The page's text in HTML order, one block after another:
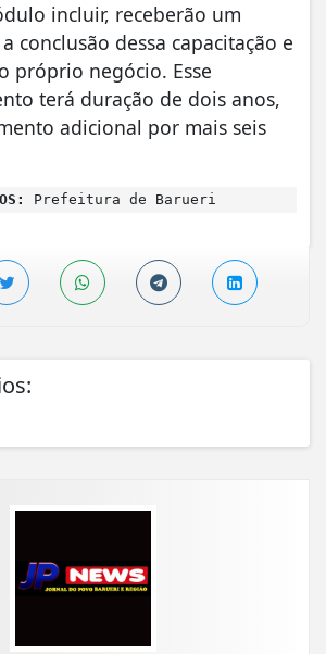
incluir, receberão um
conclusão dessa capacitação e
próprio negócio. Esse
terá duração de dois anos,
adicional por mais seis
Prefeitura de Barueri